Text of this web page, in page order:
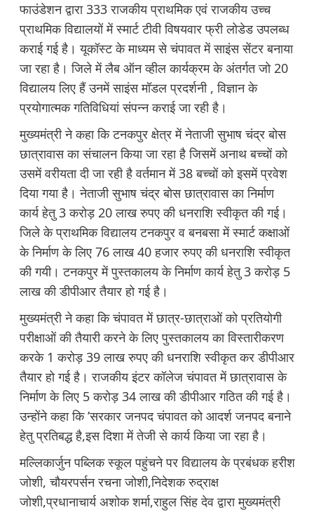
फाउंडेशन द्वारा 333 राजकीय प्राथमिक एवं राजकीय उच्च
प्राथमिक विद्यालयों में स्मार्ट टीवी विषयवार फ्री लोडेड उपलब्ध
कराई गई है। यूकॉस्ट के माध्यम से चंपावत में साइंस सेंटर बनाया
जा रहा है। जिले में लैब ऑन व्हील कार्यक्रम के अंतर्गत जो 20
विद्यालय लिए हैं उनमें साइंस मॉडल प्रदर्शनी , विज्ञान के
प्रयोगात्मक गतिविधियां संपन्न कराई जा रही है।
मुख्यमंत्री ने कहा कि टनकपुर क्षेत्र में नेताजी सुभाष चंद्र बोस
छात्रावास का संचालन किया जा रहा है जिसमें अनाथ बच्चों को
उसमें वरीयता दी जा रही है वर्तमान में 38 बच्चों को इसमें प्रवेश
दिया गया है। नेताजी सुभाष चंद्र बोस छात्रावास का निर्माण
कार्य हेतु 3 करोड़ 20 लाख रुपए की धनराशि स्वीकृत की गई।
जिले के प्राथमिक विद्यालय टनकपुर व बनबसा में स्मार्ट कक्षाओं
के निर्माण के लिए 76 लाख 40 हजार रुपए की धनराशि स्वीकृत
की गयी। टनकपुर में पुस्तकालय के निर्माण कार्य हेतु 3 करोड़ 5
लाख की डीपीआर तैयार हो गई है।
मुख्यमंत्री ने कहा कि चंपावत में छात्र-छात्राओं को प्रतियोगी
परीक्षाओं की तैयारी करने के लिए पुस्तकालय का विस्तारीकरण
करके 1 करोड़ 39 लाख रुपए की धनराशि स्वीकृत कर डीपीआर
तैयार हो गई है। राजकीय इंटर कॉलेज चंपावत में छात्रावास के
निर्माण के लिए 5 करोड़ 34 लाख की डीपीआर गठित की गई है।
उन्होंने कहा कि ’सरकार जनपद चंपावत को आदर्श जनपद बनाने
हेतु प्रतिबद्ध है,इस दिशा में तेजी से कार्य किया जा रहा है।
मल्लिकार्जुन पब्लिक स्कूल पहुंचने पर विद्यालय के प्रबंधक हरीश
जोशी, चौयरपर्सन रचना जोशी,निदेशक रुद्राक्ष
जोशी,प्रधानाचार्य अशोक शर्मा,राहुल सिंह देव द्वारा मुख्यमंत्री